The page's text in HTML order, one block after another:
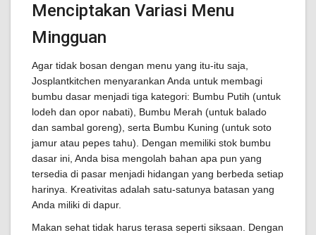
Menciptakan Variasi Menu
Mingguan
Agar tidak bosan dengan menu yang itu-itu saja,
Josplantkitchen menyarankan Anda untuk membagi
bumbu dasar menjadi tiga kategori: Bumbu Putih (untuk
lodeh dan opor nabati), Bumbu Merah (untuk balado
dan sambal goreng), serta Bumbu Kuning (untuk soto
jamur atau pepes tahu). Dengan memiliki stok bumbu
dasar ini, Anda bisa mengolah bahan apa pun yang
tersedia di pasar menjadi hidangan yang berbeda setiap
harinya. Kreativitas adalah satu-satunya batasan yang
Anda miliki di dapur.
Makan sehat tidak harus terasa seperti siksaan. Dengan